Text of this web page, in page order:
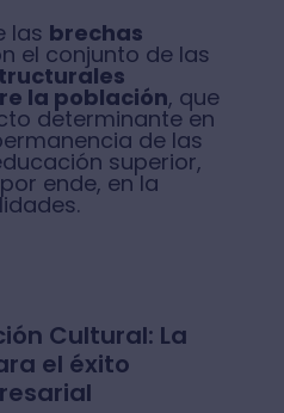
las brechas
el conjunto de las
la población, que
determinante en
de las
superior,
ende, en la
Cultural: La
el éxito